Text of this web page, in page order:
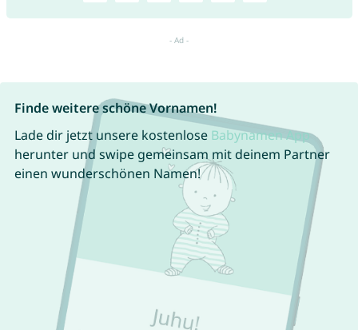
Finde weitere schöne Vornamen!
Lade dir jetzt unsere kostenlose Babynamen App
herunter und swipe gemeinsam mit deinem Partner
einen wunderschönen Namen!